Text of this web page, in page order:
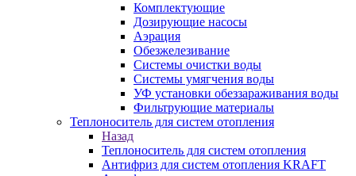
Комплектующие
Дозирующие насосы
Аэрация
Обезжелезивание
Системы очистки воды
Системы умягчения воды
УФ установки обеззараживания воды
Фильтрующие материалы
Теплоноситель для систем отопления
Назад
Теплоноситель для систем отопления
Антифриз для систем отопления KRAFT